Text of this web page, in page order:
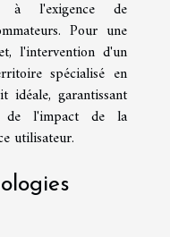
à l'exigence de
Pour une
l'intervention d'un
spécialisé en
idéale, garantissant
de l'impact de la
utilisateur.